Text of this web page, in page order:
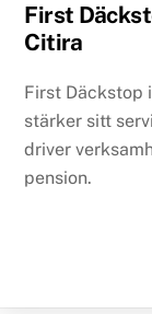
First
Citira
First Däckstop
stärker sitt
driver
pension.